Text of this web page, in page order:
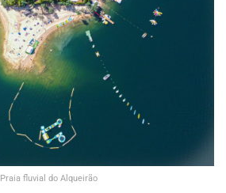
Praia fluvial do Alqueirão